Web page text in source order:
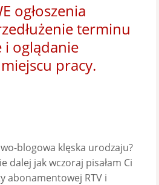
ogłoszenia
terminu
i oglądanie
pracy.
blogowa klęska urodzaju?
dalej jak wczoraj pisałam Ci
abonamentowej RTV i